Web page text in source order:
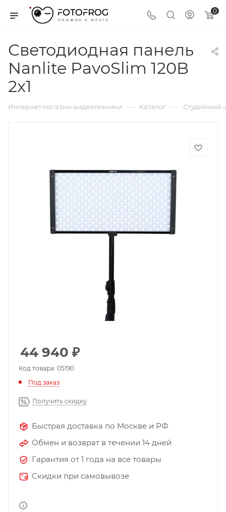
0
Светодиодная панель
Nanlite PavoSlim 120B
2x1
Интернет магазин видеотехники — Каталог — Студийный
44 940 ₽
Код товара: 05190
Под заказ
Получить скидку
Быстрая доставка по Москве и РФ
Обмен и возврат в течении 14 дней
Гарантия от 1 года на все товары
Скидки при самовывозе